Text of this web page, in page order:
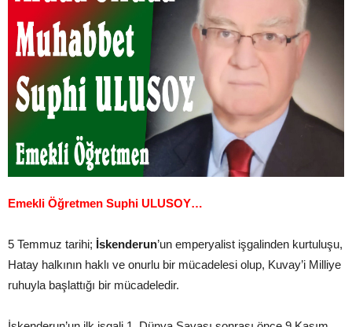
Emekli Öğretmen Suphi ULUSOY…
5 Temmuz tarihi; İskenderun’un emperyalist işgalinden kurtuluşu,
Hatay halkının haklı ve onurlu bir mücadelesi olup, Kuvay’i Milliye
ruhuyla başlattığı bir mücadeledir.